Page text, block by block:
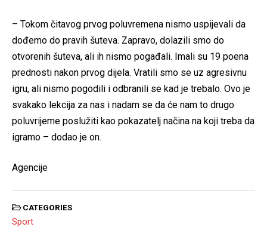
– Tokom čitavog prvog poluvremena nismo uspijevali da
dođemo do pravih šuteva. Zapravo, dolazili smo do
otvorenih šuteva, ali ih nismo pogađali. Imali su 19 poena
prednosti nakon prvog dijela. Vratili smo se uz agresivnu
igru, ali nismo pogodili i odbranili se kad je trebalo. Ovo je
svakako lekcija za nas i nadam se da će nam to drugo
poluvrijeme poslužiti kao pokazatelj načina na koji treba da
igramo – dodao je on.
Agencije
CATEGORIES
Sport